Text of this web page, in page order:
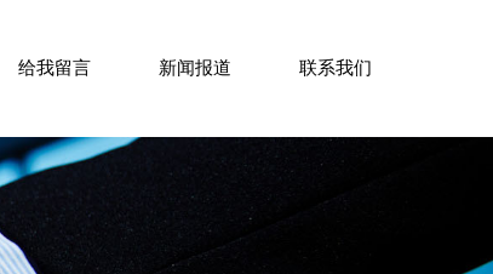
给我留言 新闻报道 联系我们